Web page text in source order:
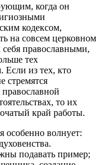
когда он
кодексом,
на совсем церковном
православными,
тех
Если из тех, кто
стремятся
православной
то их
край работы.
особенно волнует:
подавать пример;